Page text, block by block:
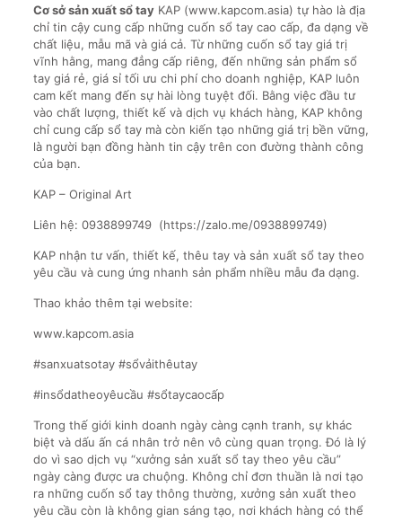
Cơ sở sản xuất sổ tayKAP (www.kapcom.asia) tự hào là địa
chỉ tin cậy cung cấp những cuốn sổ tay cao cấp, đa dạng về
chất liệu, mẫu mã và giá cả. Từ những cuốn sổ tay giá trị
vĩnh hằng, mang đẳng cấp riêng, đến những sản phẩm sổ
tay giá rẻ, giá sỉ tối ưu chi phí cho doanh nghiệp, KAP luôn
cam kết mang đến sự hài lòng tuyệt đối. Bằng việc đầu tư
vào chất lượng, thiết kế và dịch vụ khách hàng, KAP không
chỉ cung cấp sổ tay mà còn kiến tạo những giá trị bền vững,
là người bạn đồng hành tin cậy trên con đường thành công
của bạn.
KAP – Original Art
Liên hệ: 0938899749 (https://zalo.me/0938899749)
KAP nhận tư vấn, thiết kế, thêu tay và sản xuất sổ tay theo
yêu cầu và cung ứng nhanh sản phẩm nhiều mẫu đa dạng.
Thao khảo thêm tại website:
www.kapcom.asia
#sanxuatsotay #sổvảithêutay
#insổdatheoyêucầu #sổtaycaocấp
Trong thế giới kinh doanh ngày càng cạnh tranh, sự khác
biệt và dấu ấn cá nhân trở nên vô cùng quan trọng. Đó là lý
do vì sao dịch vụ “xưởng sản xuất sổ tay theo yêu cầu”
ngày càng được ưa chuộng. Không chỉ đơn thuần là nơi tạo
ra những cuốn sổ tay thông thường, xưởng sản xuất theo
yêu cầu còn là không gian sáng tạo, nơi khách hàng có thể